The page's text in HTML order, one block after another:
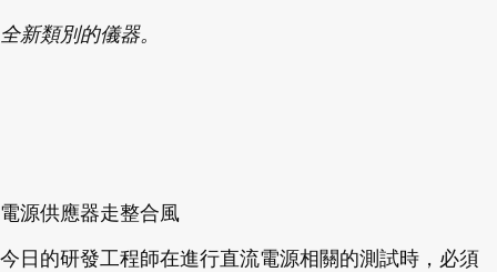
全新類別的儀器。
電源供應器走整合風
今日的研發工程師在進行直流電源相關的測試時，必須